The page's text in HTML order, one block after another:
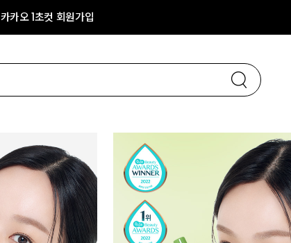
카카오 1초컷 회원가입